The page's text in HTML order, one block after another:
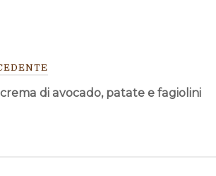
di avocado, patate e fagiolini